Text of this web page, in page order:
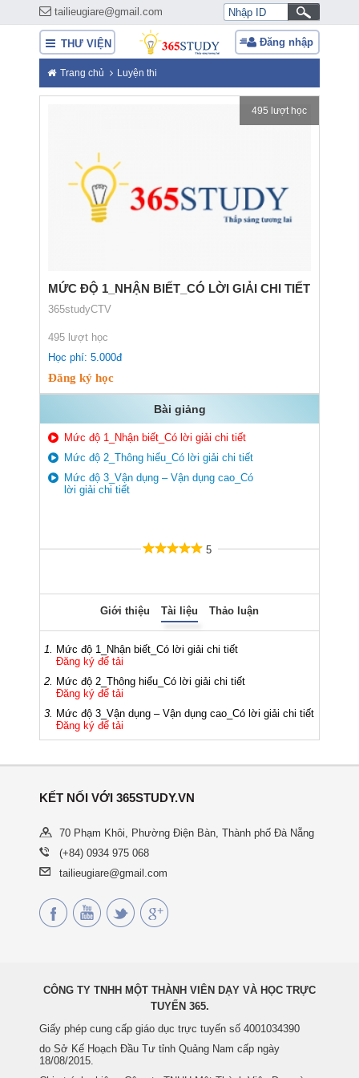
tailieugiare@gmail.com
THƯ VIỆN Đăng nhập
Trang chủ Luyện thi
495 lượt học
MỨC ĐỘ 1_NHẬN BIẾT_CÓ LỜI GIẢI CHI TIẾT
365studyCTV
495 lượt học
Học phí: 5.000đ
Đăng ký học
Bài giảng
Mức độ 1_Nhận biết_Có lời giải chi tiết
Mức độ 2_Thông hiểu_Có lời giải chi tiết
Mức độ 3_Vận dụng – Vận dụng cao_Có
lời giải chi tiết
5
Giới thiệu Tài liệu Thảo luận
1.
Mức độ 1_Nhận biết_Có lời giải chi tiết
Đăng ký để tải
2. Mức độ 2_Thông hiểu_Có lời giải chi tiết
Đăng ký để tải
3. Mức độ 3_Vận dụng – Vận dụng cao_Có lời giải chi tiết
Đăng ký để tải
KẾT NỐI VỚI 365STUDY.VN
70 Phạm Khôi, Phường Điện Bàn, Thành phố Đà Nẵng
(+84) 0934 975 068
tailieugiare@gmail.com
CÔNG TY TNHH MỘT THÀNH VIÊN DẠY VÀ HỌC TRỰC
TUYẾN 365.
Giấy phép cung cấp giáo dục trực tuyến số 4001034390
do Sở Kế Hoạch Đầu Tư tỉnh Quảng Nam cấp ngày
18/08/2015.